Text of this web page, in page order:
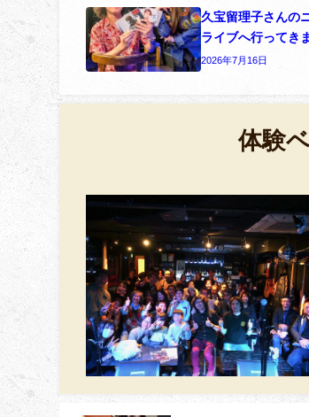
久宝留理子さんの
ライブへ行ってき
2026年7月16日
体験